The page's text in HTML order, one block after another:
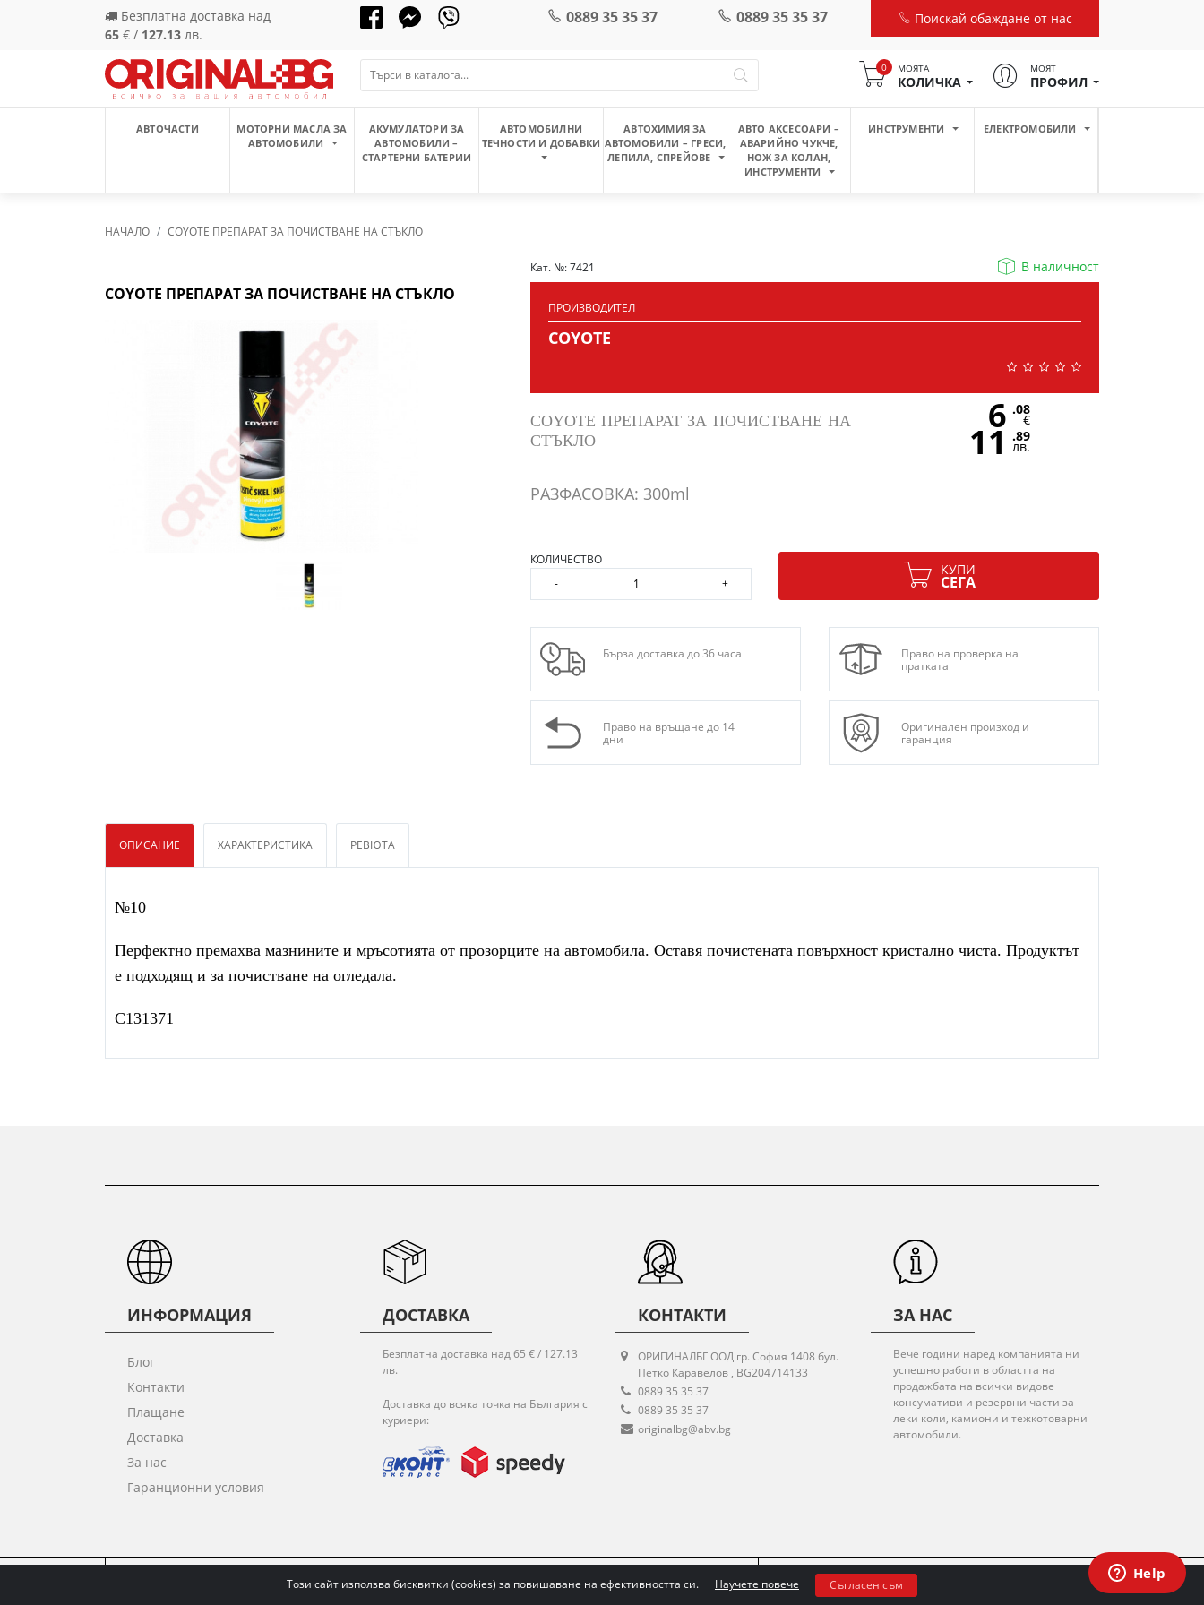
Безплатна доставка над
65 € / 127.13 лв.
0889 35 35 37 0889 35 35 37 Поискай обаждане от нас
0 МОЯТА
КОЛИЧКА
МОЯТ
ПРОФИЛ
АВТОЧАСТИ
МОТОРНИ МАСЛА ЗА
АВТОМОБИЛИ
АКУМУЛАТОРИ ЗА
АВТОМОБИЛИ –
СТАРТЕРНИ БАТЕРИИ
АВТОМОБИЛНИ
ТЕЧНОСТИ И ДОБАВКИ
АВТОХИМИЯ ЗА
АВТОМОБИЛИ – ГРЕСИ,
ЛЕПИЛА, СПРЕЙОВЕ
АВТО АКСЕСОАРИ –
АВАРИЙНО ЧУКЧЕ,
НОЖ ЗА КОЛАН,
ИНСТРУМЕНТИ
ИНСТРУМЕНТИ ЕЛЕКТРОМОБИЛИ
НАЧАЛО COYOTE ПРЕПАРАТ ЗА ПОЧИСТВАНЕ НА СТЪКЛО
COYOTE ПРЕПАРАТ ЗА ПОЧИСТВАНЕ НА СТЪКЛО
Кат. №: 7421 В наличност
ПРОИЗВОДИТЕЛ
COYOTE
COYOTE ПРЕПАРАТ ЗА ПОЧИСТВАНЕ НА
СТЪКЛО
РАЗФАСОВКА: 300ml
6 .08
€
11 .89
лв.
КОЛИЧЕСТВО
-
+
КУПИ
СЕГА
Бърза доставка до 36 часа
Право на проверка на
пратката
Право на връщане до 14
дни
Оригинален произход и
гаранция
ОПИСАНИЕ ХАРАКТЕРИСТИКА РЕВЮТА
№10
Перфектно премахва мазнините и мръсотията от прозорците на автомобила. Оставя почистената повърхност кристално чиста. Продуктът
е подходящ и за почистване на огледала.
C131371
ИНФОРМАЦИЯ
Блог
Контакти
Плащане
Доставка
За нас
Гаранционни условия
ДОСТАВКА
Безплатна доставка над 65 € / 127.13
лв.
Доставка до всяка точка на България с
куриери:
КОНТАКТИ
ОРИГИНАЛБГ ООД гр. София 1408 бул.
Петко Каравелов , BG204714133
0889 35 35 37
0889 35 35 37
originalbg@abv.bg
ЗА НАС
Вече години наред компанията ни
успешно работи в областта на
продажбата на всички видове
консумативи и резервни части за
леки коли, камиони и тежкотоварни
автомобили.
© 2020 All rights reserved.
ПОЛИТИКА ЗА ПОВЕРИТЕЛНОСТ ВРЪЩАНЕ НА СТОКА ПОСЛЕДВАЙТЕ НИ:
Този сайт използва бисквитки (cookies) за повишаване на ефективността си. Научете повече Съгласен съм